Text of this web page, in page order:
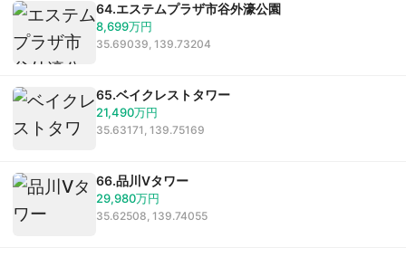
64.エステムプラザ市谷外濠公園
8,699万円
35.69039, 139.73204
65.ベイクレストタワー
21,490万円
35.63171, 139.75169
66.品川Vタワー
29,980万円
35.62508, 139.74055